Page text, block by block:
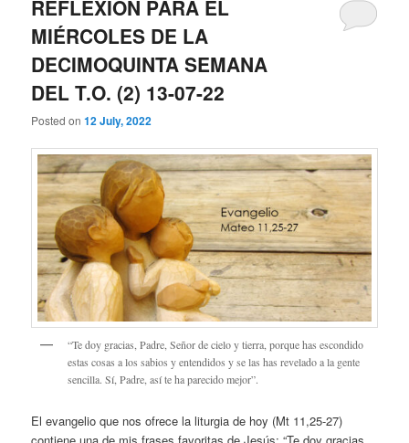
REFLEXIÓN PARA EL
MIÉRCOLES DE LA
DECIMOQUINTA SEMANA
DEL T.O. (2) 13-07-22
Posted on12 July, 2022
“Te doy gracias, Padre, Señor de cielo y tierra, porque has escondido
estas cosas a los sabios y entendidos y se las has revelado a la gente
sencilla. Sí, Padre, así te ha parecido mejor”.
El evangelio que nos ofrece la liturgia de hoy (Mt 11,25-27)